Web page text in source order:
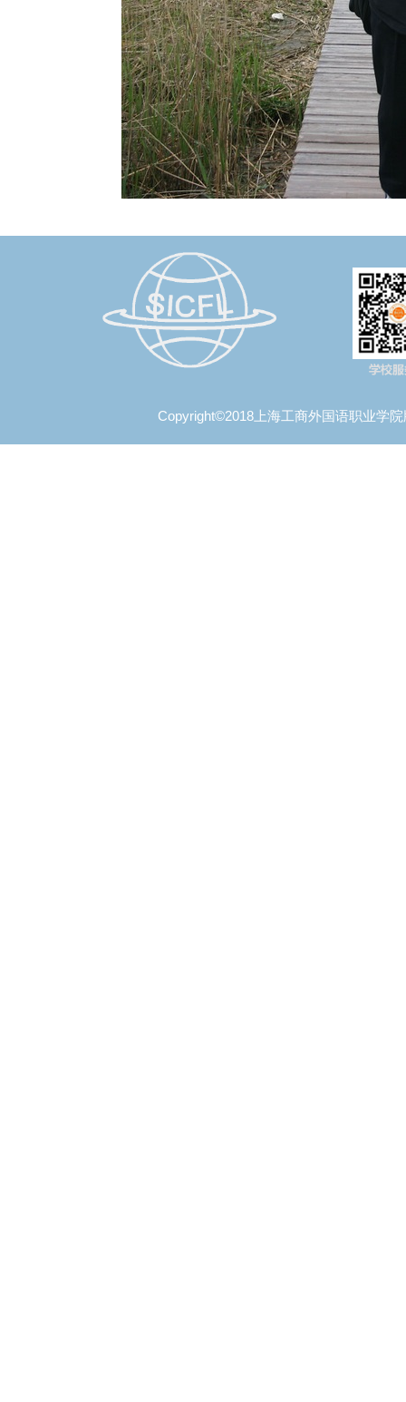
Copyright©2018上海工商外国语职业学